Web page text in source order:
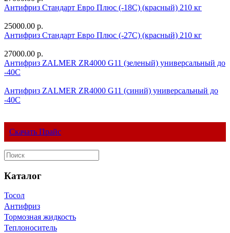
Антифриз Стандарт Евро Плюс (-18С) (красный) 210 кг
25000.00 р.
Антифриз Стандарт Евро Плюс (-27С) (красный) 210 кг
27000.00 р.
Антифриз ZALMER ZR4000 G11 (зеленый) универсальный до
-40С
Антифриз ZALMER ZR4000 G11 (синий) универсальный до
-40С
Скачать Прайс
Каталог
Тосол
Антифриз
Тормозная жидкость
Теплоноситель